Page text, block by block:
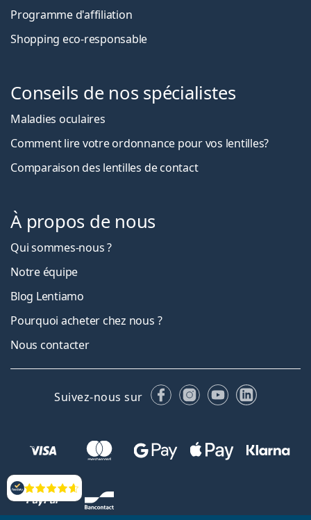
Évaluation
Programme d'affiliation
Shopping eco-responsable
Conseils de nos spécialistes
Maladies oculaires
Comment lire votre ordonnance pour vos lentilles?
Comparaison des lentilles de contact
À propos de nous
Qui sommes-nous ?
Notre équipe
Blog Lentiamo
Pourquoi acheter chez nous ?
Nous contacter
Suivez-nous sur FacebookInstagram
YouTubeLinkedIn